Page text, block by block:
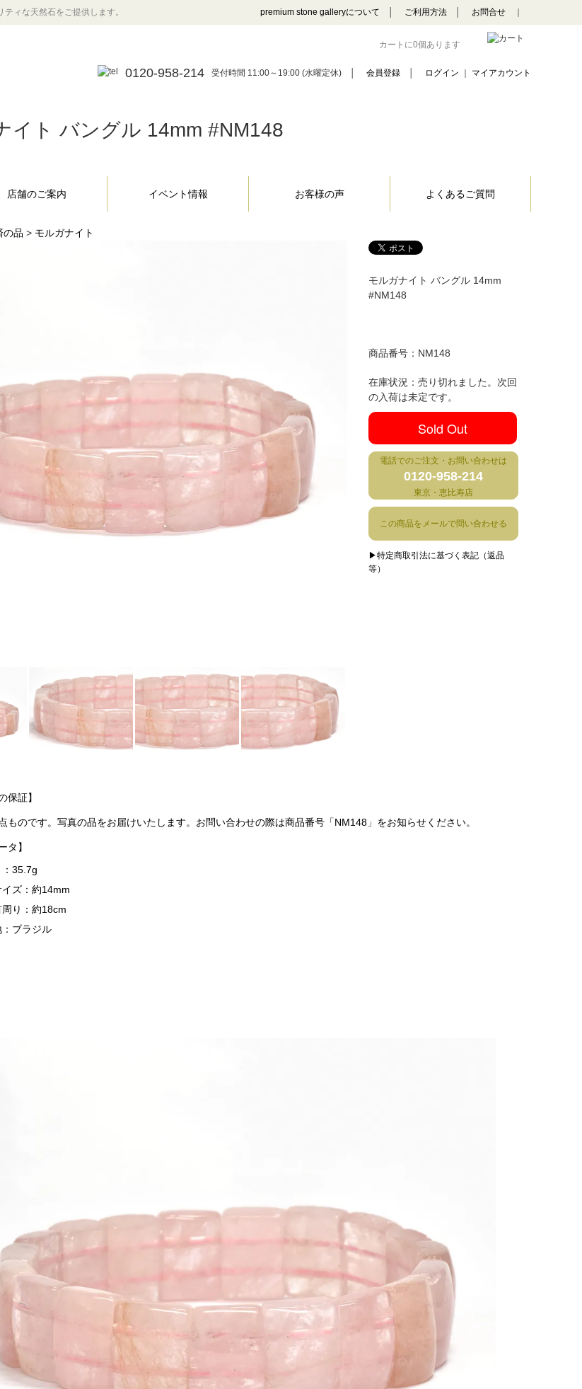
ィな天然石をご提供します。 premium stone galleryについて ご利用方法 お問合せ
カートに0個あります
0120-958-214 受付時間 11:00～19:00 (水曜定休) 会員登録 ログイン ｜ マイアカウント
イト バングル 14mm #NM148
店舗のご案内 イベント情報 お客様の声 よくあるご質問
の品 > モルガナイト
モルガナイト バングル 14mm
#NM148
商品番号： NM148
在庫状況：売り切れました。次回
の入荷は未定です。
Sold Out
電話でのご注文・お問い合わせは
0120-958-214
東京・恵比寿店
この商品をメールで問い合わせる
▶特定商取引法に基づく表記（返品
等）
保証】
ものです。写真の品をお届けいたします。お問い合わせの際は商品番号「NM148」をお知らせください。
タ】
：35.7g
イズ：約14mm
周り：約18cm
：ブラジル